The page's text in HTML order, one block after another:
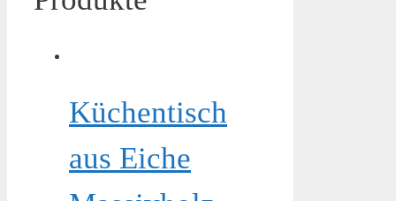
Küchentisch
aus Eiche